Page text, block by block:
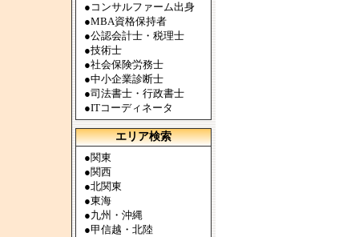
● コンサルファーム出身
●MBA資格保持者
●公認会計士・税理士
●技術士
●社会保険労務士
●中小企業診断士
●司法書士・行政書士
●ITコーディネータ
エリア検索
●関東
●関西
●北関東
●東海
●九州・沖縄
●甲信越・北陸